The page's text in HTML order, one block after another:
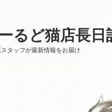
るど猫店長日
タッフが最新情報をお届け